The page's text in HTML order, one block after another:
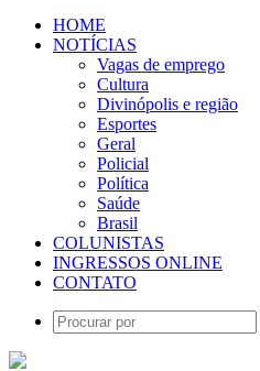
HOME
NOTÍCIAS
Vagas de emprego
Cultura
Divinópolis e região
Esportes
Geral
Policial
Política
Saúde
Brasil
COLUNISTAS
INGRESSOS ONLINE
CONTATO